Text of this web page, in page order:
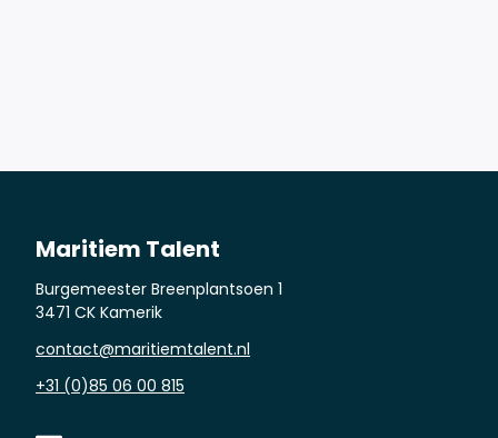
Maritiem Talent
Burgemeester Breenplantsoen 1
3471 CK Kamerik
contact@maritiemtalent.nl
+31 (0)85 06 00 815